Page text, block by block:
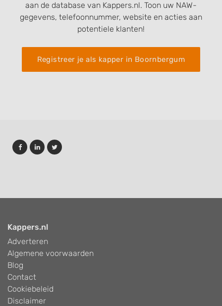
aan de database van Kappers.nl. Toon uw NAW-
gegevens, telefoonnummer, website en acties aan
potentiele klanten!
Registreer je als kapper in Boornbergum
Kappers.nl
Adverteren
Algemene voorwaarden
Blog
Contact
Cookiebeleid
Disclaimer